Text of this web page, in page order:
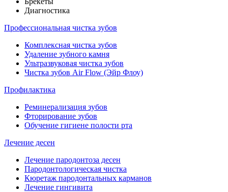
Диагностика
Профессиональная чистка зубов
Комплексная чистка зубов
Удаление зубного камня
Ультразвуковая чистка зубов
Чистка зубов Air Flow (Эйр Флоу)
Профилактика
Реминерализация зубов
Фторирование зубов
Обучение гигиене полости рта
Лечение десен
Лечение пародонтоза десен
Пародонтологическая чистка
Кюретаж пародонтальных карманов
Лечение гингивита